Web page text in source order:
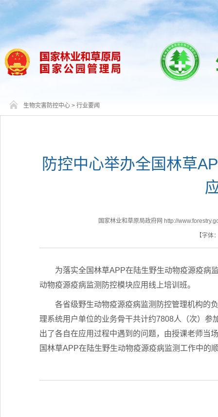
生物灾害防控中心 > 行业要闻
防控中心举办全国林草
国家林业和草原局政府网 http://
【字体
为落实全国林草APP在陆生野生动物疫源疫病
动物疫源疫病监测防控模块应用线上培训班。
各省级野生动物疫源疫病监测防控管理机构的
理系统用户单位的业务骨干共计约7808人（次）
出了各自在应用过程中遇到的问题，由授课老师当
国林草APP在陆生野生动物疫源疫病监测工作中的